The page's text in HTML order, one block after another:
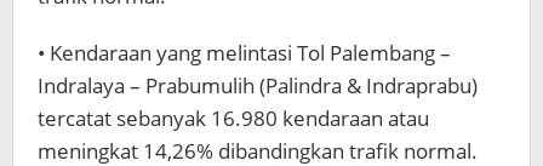
• Kendaraan yang melintasi Tol Palembang –
Indralaya – Prabumulih (Palindra & Indraprabu)
tercatat sebanyak 16.980 kendaraan atau
meningkat 14,26% dibandingkan trafik normal.